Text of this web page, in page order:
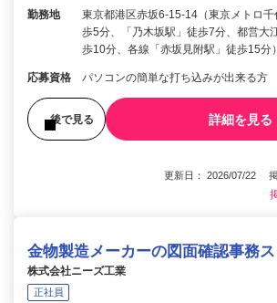
勤務地
東京都港区赤坂6‐15‐14（東京メトロ
歩5分、「乃木坂駅」徒歩7分、都営大
歩10分、各線「赤坂見附駅」徒歩15分）
応募資格 パソコンの簡単な打ち込みが出来る
後で見る 詳細を見る
更新日： 2026/07/22 掲
金物製造メーカーの図面確認事務
株式会社ニーズ工業
正社員